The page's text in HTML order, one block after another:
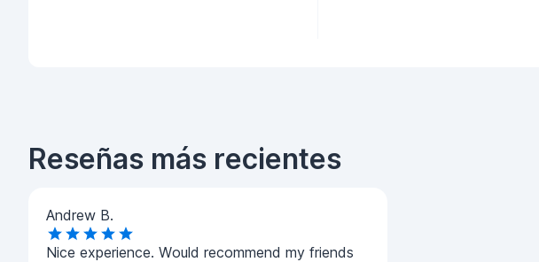
Reseñas más recientes
Andrew B.
Nice experience. Would recommend my friends